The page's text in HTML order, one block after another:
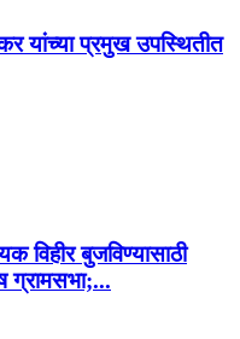
यांच्या प्रमुख उपस्थितीत
विहीर बुजविण्यासाठी
ग्रामसभा;...